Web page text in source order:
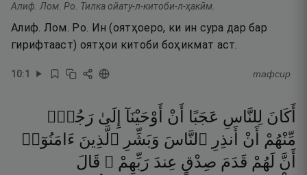
Алиф. Лом. Ро. Тилка ойату-л-китоби-л-ҳакӣм.
Алиф. Лом. Ро. Ин (оятҳоеро, ки ин сура дар бар
гирифтааст) оятҳои китоби боҳикмат аст.
10:1 тафсир
أَكَانَ لِلنَّاسِ عَجَبًا أَنْ أَوْحَيْنَآ إِلَىٰ رَجُلٍۢ
مِّنْهُمْ
أَنْ أَنذِرِ ٱلنَّاسَ وَبَشِّرِ ٱلَّذِينَ ءَامَنُوٓا۟
أَنَّ لَهُمْ قَدَمَ صِدْقٍ عِندَ رَبِّهِمْ ۗ قَالَ